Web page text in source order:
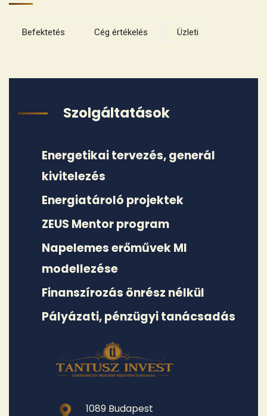
Befektetés Cég értékelés Üzleti
Szolgáltatások
Energetikai tervezés, generál
kivitelezés
Energiatároló projektek
ZEUS Mentor program
Napelemes erőművek MI
modellezése
Finanszírozás önrész nélkül
Pályázati, pénzügyi tanácsadás
1089 Budapest